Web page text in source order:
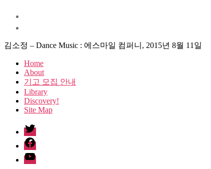
김소정 – Dance Music : 에스마일 컴퍼니, 2015년 8월 11일
Home
About
기고 모집 안내
Library
Discovery!
Site Map
twitter
facebook
Youtube